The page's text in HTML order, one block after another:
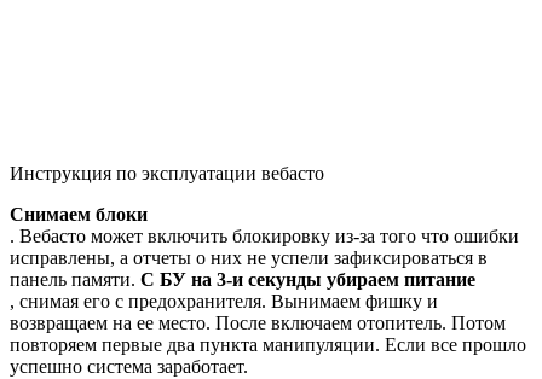
Инструкция по эксплуатации вебасто
Снимаем блоки
. Вебасто может включить блокировку из-за того что ошибки
исправлены, а отчеты о них не успели зафиксироваться в
панель памяти. С БУ на 3-и секунды убираем питание
, снимая его с предохранителя. Вынимаем фишку и
возвращаем на ее место. После включаем отопитель. Потом
повторяем первые два пункта манипуляции. Если все прошло
успешно система заработает.